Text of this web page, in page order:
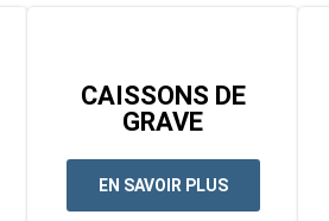
CAISSONS DE
GRAVE
EN SAVOIR PLUS